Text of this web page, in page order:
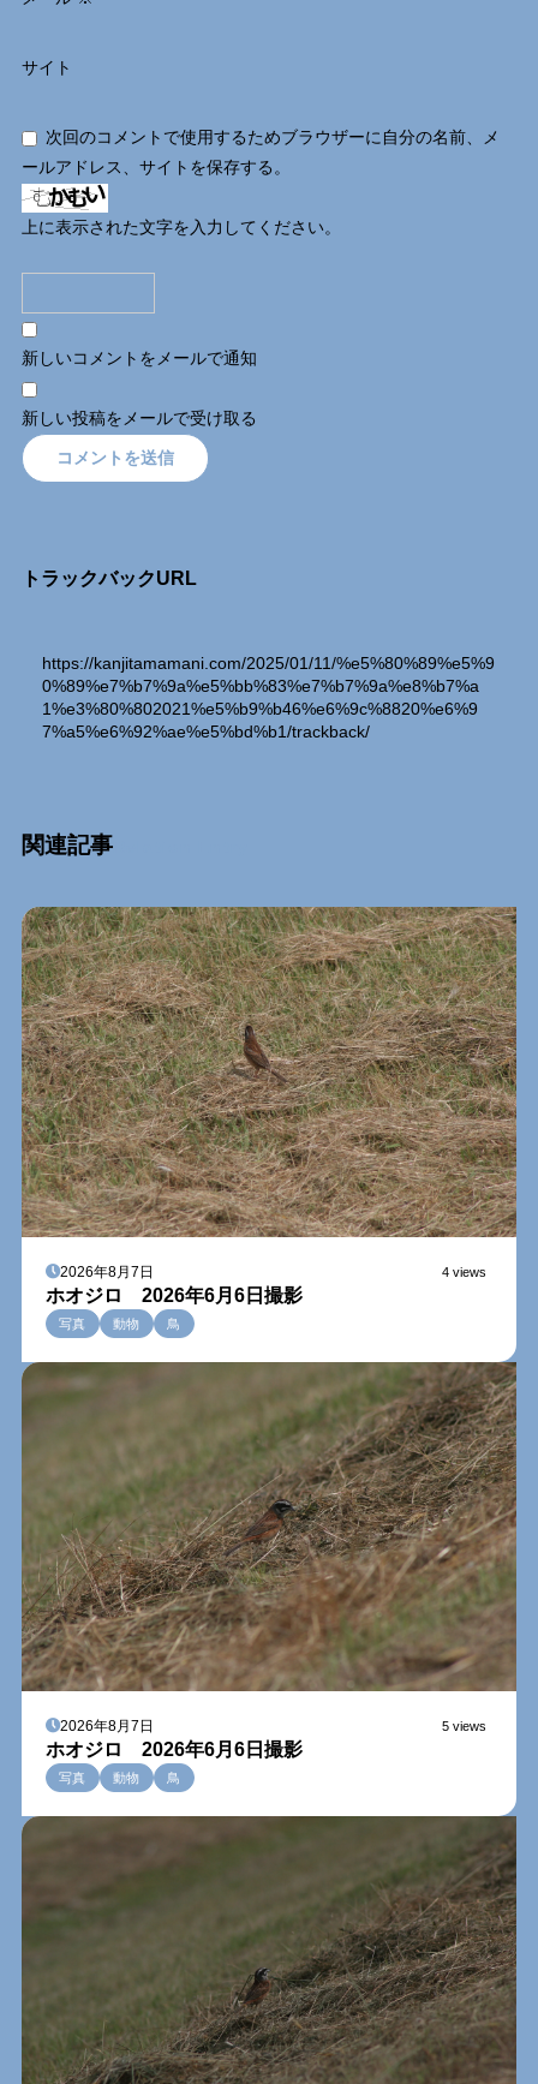
サイト
次回のコメントで使用するためブラウザーに自分の名前、メ
ールアドレス、サイトを保存する。
上に表示された文字を入力してください。
新しいコメントをメールで通知
新しい投稿をメールで受け取る
トラックバックURL
https://kanjitamamani.com/2025/01/11/%e5%80%89%e5%9
0%89%e7%b7%9a%e5%bb%83%e7%b7%9a%e8%b7%a
1%e3%80%802021%e5%b9%b46%e6%9c%8820%e6%9
7%a5%e6%92%ae%e5%bd%b1/trackback/
関連記事Relation Entry
2026年8月7日 4 views
ホオジロ 2026年6月6日撮影
写真 動物 鳥
2026年8月7日 5 views
ホオジロ 2026年6月6日撮影
写真 動物 鳥